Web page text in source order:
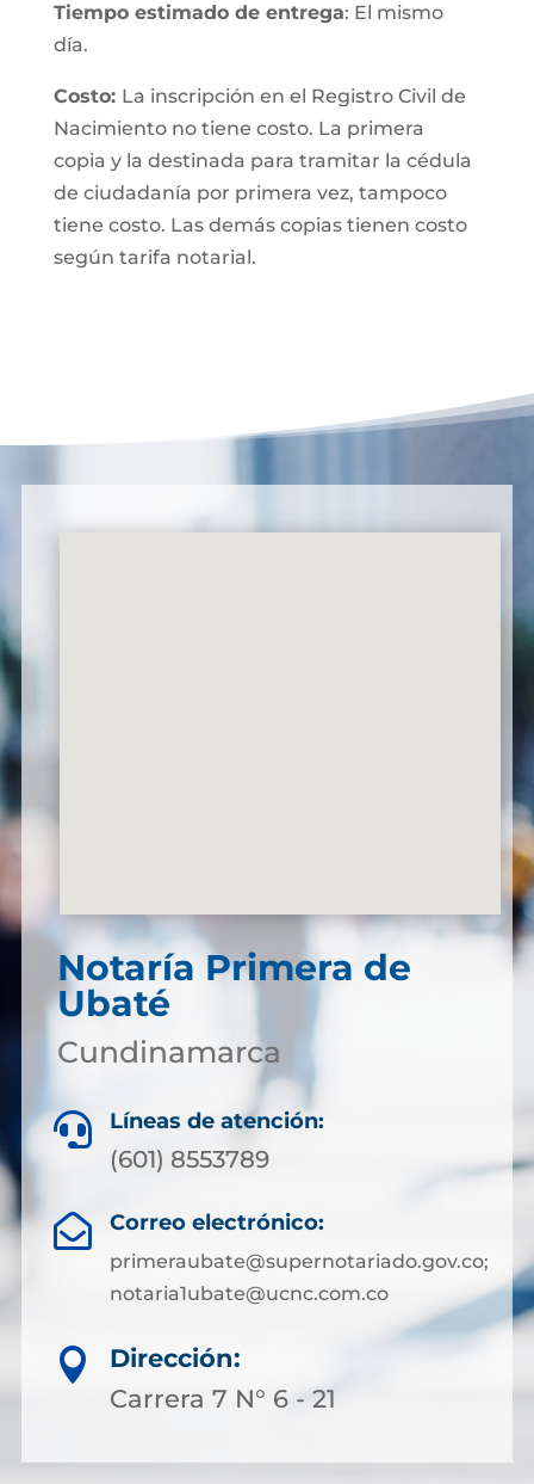
Tiempo estimado de entrega: El mismo
día.
Costo: La inscripción en el Registro Civil de
Nacimiento no tiene costo. La primera
copia y la destinada para tramitar la cédula
de ciudadanía por primera vez, tampoco
tiene costo. Las demás copias tienen costo
según tarifa notarial.
Notaría Primera de
Ubaté
Cundinamarca
 Líneas de atención:
(601) 8553789
 Correo electrónico:
primeraubate@supernotariado.gov.co;
notaria1ubate@ucnc.com.co

Dirección:
Carrera 7 N° 6 - 21